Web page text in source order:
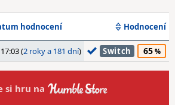
hodnocení Hodnocení
(2 roky a 181 dní) Switch 65
si hru na